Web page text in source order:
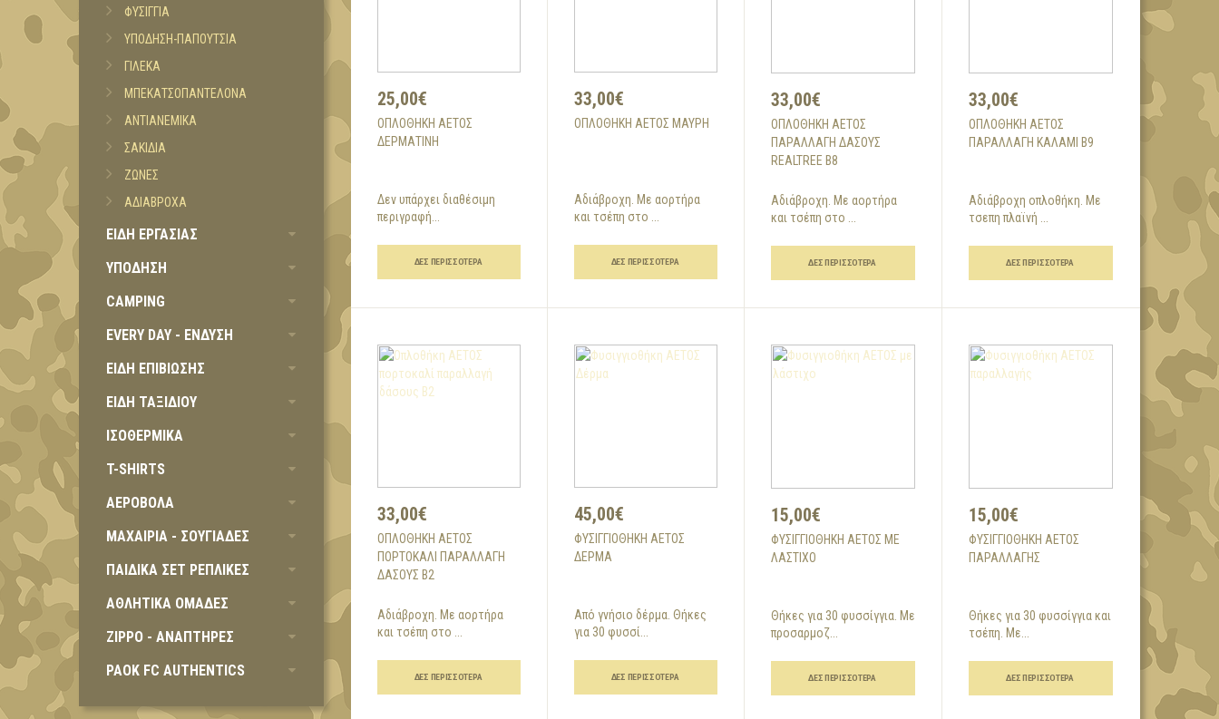
ΦΥΣΙΓΓΙΑ
ΥΠΟΔΗΣΗ-ΠΑΠΟΥΤΣΙΑ
ΓΙΛΕΚΑ
ΜΠΕΚΑΤΣΟΠΑΝΤΕΛΟΝΑ
ΑΝΤΙΑΝΕΜΙΚΑ
ΣΑΚΙΔΙΑ
ΖΩΝΕΣ
ΑΔΙΑΒΡΟΧΑ
ΕΙΔΗ ΕΡΓΑΣΙΑΣ
ΥΠΟΔΗΣΗ
CAMPING
EVERY DAY - ΕΝΔΥΣΗ
ΕΙΔΗ ΕΠΙΒΙΩΣΗΣ
ΕΙΔΗ ΤΑΞΙΔΙΟΥ
ΙΣΟΘΕΡΜΙΚΑ
T-SHIRTS
ΑΕΡΟΒΟΛΑ
ΜΑΧΑΙΡΙΑ - ΣΟΥΓΙΑΔΕΣ
ΠΑΙΔΙΚΑ ΣΕΤ ΡΕΠΛΙΚΕΣ
ΑΘΛΗΤΙΚΑ ΟΜΑΔΕΣ
ZIPPO - ΑΝΑΠΤΗΡΕΣ
PAOK FC AUTHENTICS
25,00€
ΟΠΛΟΘΉΚΗ ΑΕΤΟΣ
ΔΕΡΜΑΤΊΝΗ
Δεν υπάρχει διαθέσιμη
περιγραφή...
ΔΕΣ ΠΕΡΙΣΣΌΤΕΡΑ
33,00€
ΟΠΛΟΘΉΚΗ ΑΕΤΟΣ ΜΑΎΡΗ
Αδιάβροχη. Με αορτήρα
και τσέπη στο ...
ΔΕΣ ΠΕΡΙΣΣΌΤΕΡΑ
33,00€
ΟΠΛΟΘΉΚΗ ΑΕΤΟΣ
ΠΑΡΑΛΛΑΓΉ ΔΆΣΟΥΣ
REALTREE B8
Αδιάβροχη. Με αορτήρα
και τσέπη στο ...
ΔΕΣ ΠΕΡΙΣΣΌΤΕΡΑ
33,00€
ΟΠΛΟΘΉΚΗ ΑΕΤΟΣ
ΠΑΡΑΛΛΑΓΉ ΚΑΛΆΜΙ Β9
Αδιάβροχη οπλοθήκη. Με
τσεπη πλαϊνή ...
ΔΕΣ ΠΕΡΙΣΣΌΤΕΡΑ
33,00€
ΟΠΛΟΘΉΚΗ ΑΕΤΟΣ
ΠΟΡΤΟΚΑΛΊ ΠΑΡΑΛΛΑΓΉ
ΔΆΣΟΥΣ Β2
Αδιάβροχη. Με αορτήρα
και τσέπη στο ...
ΔΕΣ ΠΕΡΙΣΣΌΤΕΡΑ
45,00€
ΦΥΣΙΓΓΙΟΘΉΚΗ ΑΕΤΟΣ
ΔΈΡΜΑ
Από γνήσιο δέρμα. Θήκες
για 30 φυσσί...
ΔΕΣ ΠΕΡΙΣΣΌΤΕΡΑ
15,00€
ΦΥΣΙΓΓΙΟΘΉΚΗ ΑΕΤΟΣ ΜΕ
ΛΆΣΤΙΧΟ
Θήκες για 30 φυσσίγγια. Με
προσαρμοζ...
ΔΕΣ ΠΕΡΙΣΣΌΤΕΡΑ
15,00€
ΦΥΣΙΓΓΙΟΘΉΚΗ ΑΕΤΟΣ
ΠΑΡΑΛΛΑΓΉΣ
Θήκες για 30 φυσσίγγια και
τσέπη. Με...
ΔΕΣ ΠΕΡΙΣΣΌΤΕΡΑ